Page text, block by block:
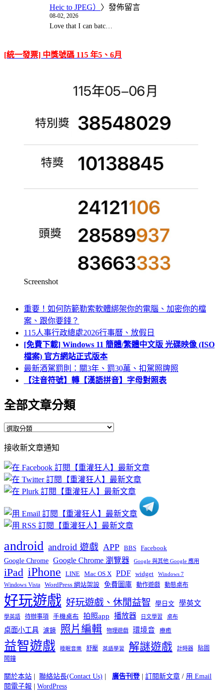
Heic to JPEG） 〉發佈留言
08-02, 2026
Love that I can batc…
[統一發票] 中獎號碼 115 年5、6月
Screenshot
重要！如何防範勒索軟體綁架你的電腦、加密你的檔
案、跟你要錢？
115人事行政總處2026行事曆、放假日
[免費下載] Windows 11 簡體/繁體中文版 光碟映像 (ISO
檔案) 官方網站正式版本
最新酒駕罰則：關3年、罰30萬、扣駕照牌照
【注音符號】轉【漢語拼音】字母對照表
全部文章分類
全
文
章
分
類
接收新文章通知
android android 遊戲 APP BBS Facebook
Google Chrome Google Chrome 瀏覽器 Google 與其他 Google 應用
iPad iPhone LINE Mac OS X PDF widget Windows 7
Windows Vista WordPress 網站架設 免費圖庫 動作遊戲 動態桌布
好玩遊戲 好玩遊戲、休閒益智 學日文 學英文
學英語 待辦事項 手機桌布 拍照app 播放器 日文學習 桌布
桌面小工具 濾鏡 照片編輯 物理遊戲 環境音 療癒
益智遊戲 睡眠音樂 舒壓 英語學習 解謎遊戲 計時器
貼圖
鬧鐘
關於本站 | 聯絡站長(Contact Us) | 廣告刊登| 訂閱新文章 / 用 Email
閱電子報 | WordPress